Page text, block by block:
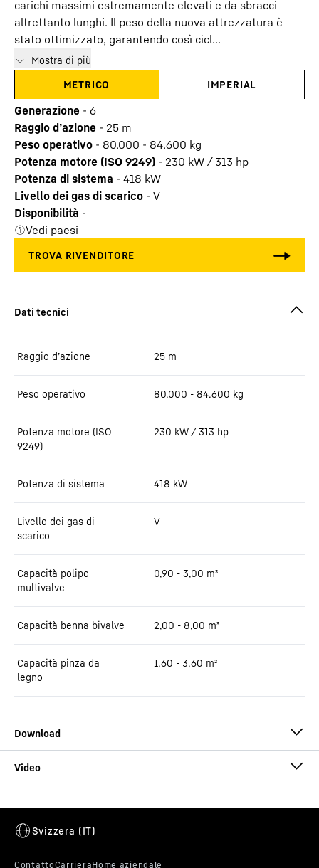
carichi massimi estremamente elevati e da sbracci
altrettanto lunghi. Il peso della nuova attrezzatura è
stato ottimizzato, garantendo così cicl...
Mostra di più
METRICO
IMPERIAL
Generazione - 6
Raggio d’azione - 25 m
Peso operativo - 80.000 - 84.600 kg
Potenza motore (ISO 9249) - 230 kW / 313 hp
Potenza di sistema - 418 kW
Livello dei gas di scarico - V
Disponibilità -
Vedi paesi
Raggio d’azione 25 m
Peso operativo 80.000 - 84.600 kg
Potenza motore (ISO
9249)
230 kW / 313 hp
Potenza di sistema 418 kW
Livello dei gas di
scarico
V
Capacità polipo
multivalve
0,90 - 3,00 m³
Capacità benna bivalve 2,00 - 8,00 m³
Capacità pinza da
legno
1,60 - 3,60 m²
Brochure LH 80 Port Litronic
personali (indirizzo IP compreso) vengono trasmessi a Google e